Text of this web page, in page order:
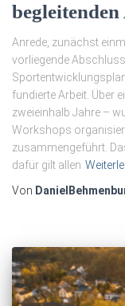
Anrede, zunächst
vorliegende
fundierte Arbeit. Über
zweieinhalb Jahre –
Workshops
zusammengeführt.
dafür gilt allen
Von